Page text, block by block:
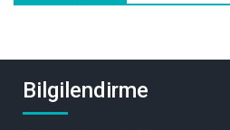
Bilgilendirme